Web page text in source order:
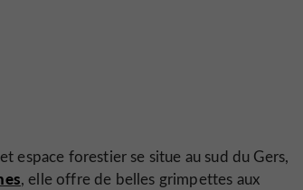
espace forestier se situe au sud du Gers,
, elle offre de belles grimpettes aux